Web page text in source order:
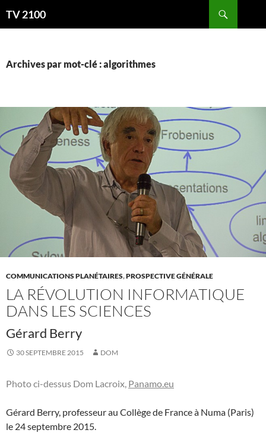
auTV 2100
Archives par mot-clé : algorithmes
COMMUNICATIONS PLANÉTAIRES,PROSPECTIVE GÉNÉRALE
LA RÉVOLUTION INFORMATIQUE
DANS LES SCIENCES
Gérard Berry
30 SEPTEMBRE 2015 DOM
Photo ci-dessus Dom Lacroix, Panamo.eu
Gérard Berry, professeur au Collège de France à Numa (Paris)
le 24 septembre 2015.